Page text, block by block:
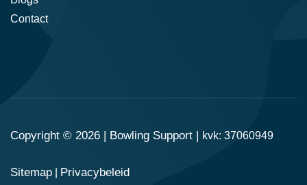
Contact
Copyright © 2026 | Bowling Support kvk: 37060949
Sitemap Privacybeleid